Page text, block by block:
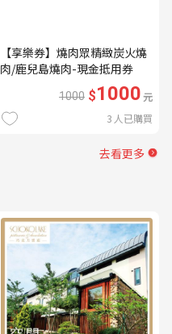
【享樂券】燒肉眾精緻炭火燒
肉/鹿兒島燒肉-現金抵用券
1000 $1000元
3 人已購買
去看更多